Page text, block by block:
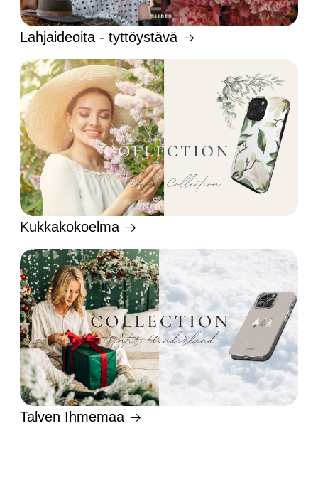
Lahjaideoita - tyttöystävä
Kukkakokoelma
Talven Ihmemaa